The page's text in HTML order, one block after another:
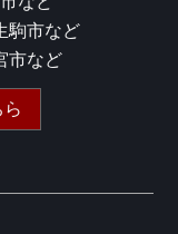
駒市など
市など